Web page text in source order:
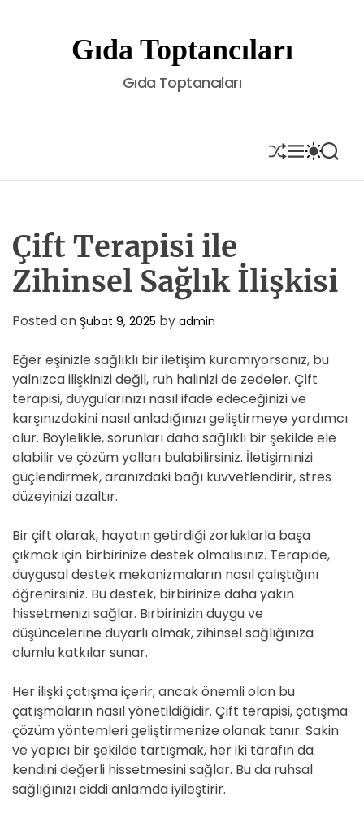
t
Gıda Toptancıları
Gıda Toptancıları
S
H
U
M
E
N
S
W
I
L
O
R
E
S
E
A
Çift Terapisi ile
Zihinsel Sağlık İlişkisi
Posted on Şubat 9, 2025 by admin
Eğer eşinizle sağlıklı bir iletişim kuramıyorsanız, bu
yalnızca ilişkinizi değil, ruh halinizi de zedeler. Çift
terapisi, duygularınızı nasıl ifade edeceğinizi ve
karşınızdakini nasıl anladığınızı geliştirmeye yardımcı
olur. Böylelikle, sorunları daha sağlıklı bir şekilde ele
alabilir ve çözüm yolları bulabilirsiniz. İletişiminizi
güçlendirmek, aranızdaki bağı kuvvetlendirir, stres
düzeyinizi azaltır.
Bir çift olarak, hayatın getirdiği zorluklarla başa
çıkmak için birbirinize destek olmalısınız. Terapide,
duygusal destek mekanizmaların nasıl çalıştığını
öğrenirsiniz. Bu destek, birbirinize daha yakın
hissetmenizi sağlar. Birbirinizin duygu ve
düşüncelerine duyarlı olmak, zihinsel sağlığınıza
olumlu katkılar sunar.
Her ilişki çatışma içerir, ancak önemli olan bu
çatışmaların nasıl yönetildiğidir. Çift terapisi, çatışma
çözüm yöntemleri geliştirmenize olanak tanır. Sakin
ve yapıcı bir şekilde tartışmak, her iki tarafın da
kendini değerli hissetmesini sağlar. Bu da ruhsal
sağlığınızı ciddi anlamda iyileştirir.